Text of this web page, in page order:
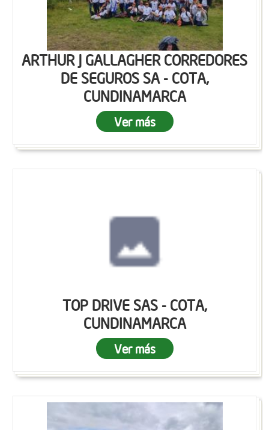
ARTHUR J GALLAGHER CORREDORES
DE SEGUROS SA - COTA,
CUNDINAMARCA
Ver más
TOP DRIVE SAS - COTA,
CUNDINAMARCA
Ver más